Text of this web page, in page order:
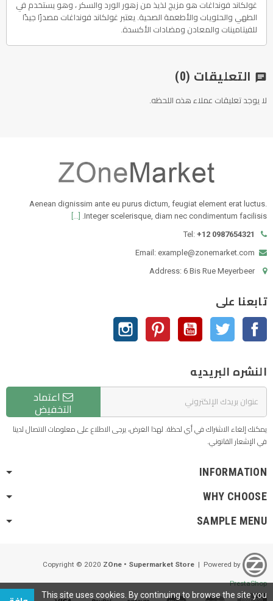
غولكاند فونداغات هو مزيج لذيذ من زهور الورد والسكر ، وهو يستخدم في
الطهي والحلويات والأطعمة الصحية. يعتبر غولكاند فونداغات مصدرًا جيدًا
للفيتامينات والمعادن ومضادات الأكسدة.
chat التعليقات (0)
لا يوجد تعليقات عملاء هذه اللحظه.
Aenean dignissim ante eu purus dictum, feugiat element erat luctus.
Integer scelerisque, diam nec condimentum facilisis.
[...]
Tel: +12 0987654321
Email: example@zonemarket.com
Address: 6 Bis Rue Meyerbeer
تابعنا على
الفيسبوك تويتر يوتيوب بنترست
النشره البريديه
اعتماد
التخفيض
يمكنك إلغاء الاشتراك في أي لحظة. لهذا الغرض، يرجى الاطلاع على معلومات الاتصال لدينا
في الإشعار القانوني.
INFORMATION
WHY CHOOSE
SAMPLE MENU
ZOne • Supermarket Store | Powered by
PrestaShop
This site uses cookies. By continuing to browse the site you